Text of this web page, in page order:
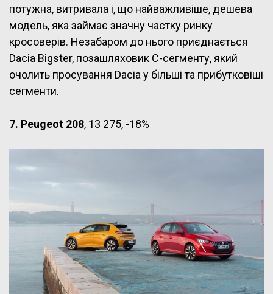
потужна, витривала і, що найважливіше, дешева
модель, яка займає значну частку ринку
кросоверів. Незабаром до нього приєднається
Dacia Bigster, позашляховик C-сегменту, який
очолить просування Dacia у більші та прибутковіші
сегменти.
7. Peugeot 208, 13 275, -18%